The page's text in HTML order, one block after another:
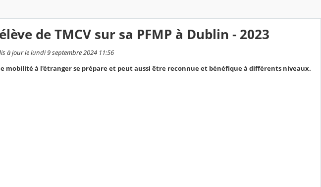
de TMCV sur sa PFMP à Dublin - 2023
à jour le lundi 9 septembre 2024 11:56
mobilité à l'étranger se prépare et peut aussi être reconnue et bénéfique à différents niveaux.